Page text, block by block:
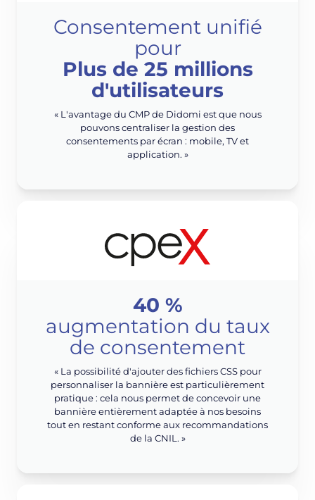
Consentement unifié
pour
Plus de 25 millions
d'utilisateurs
« L'avantage du CMP de Didomi est que nous
pouvons centraliser la gestion des
consentements par écran : mobile, TV et
application. »
40 %
augmentation du taux
de consentement
« La possibilité d'ajouter des fichiers CSS pour
personnaliser la bannière est particulièrement
pratique : cela nous permet de concevoir une
bannière entièrement adaptée à nos besoins
tout en restant conforme aux recommandations
de la CNIL. »